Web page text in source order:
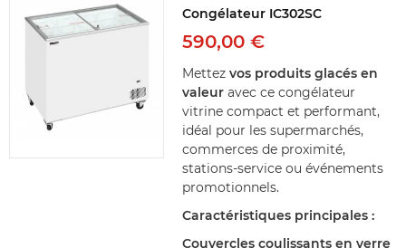
Congélateur IC302SC
590,00 €
Mettezvos produits glacés en
valeur avec ce congélateur
vitrine compact et performant,
idéal pour les supermarchés,
commerces de proximité,
stations-service ou événements
promotionnels.
Caractéristiques principales :
Couvercles coulissants en verre